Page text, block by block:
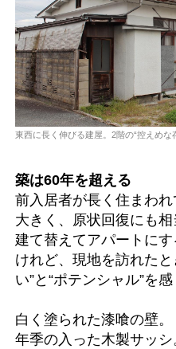
東西に長く伸びる建屋。2階の“控えめな
築は60年を超える
前入居者が長く住まわ
大きく、原状回復にも相
建て替えてアパートにす
けれど、現地を訪れた
い”と“ポテンシャル”を感
白く塗られた漆喰の壁。
年季の入った木製サッシ